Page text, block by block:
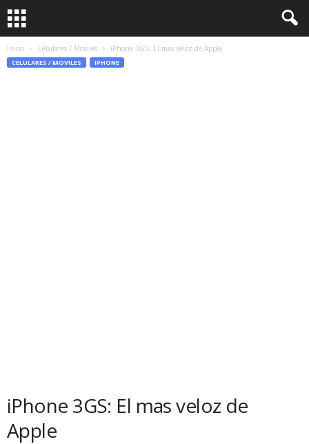
Inicio Celulares / Moviles iPhone 3GS: El mas veloz de Apple
CELULARES / MOVILES IPHONE
iPhone 3GS: El mas veloz de
Apple